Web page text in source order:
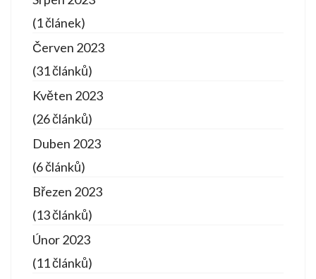
(1 článek)
Červen 2023
(31 článků)
Květen 2023
(26 článků)
Duben 2023
(6 článků)
Březen 2023
(13 článků)
Únor 2023
(11 článků)